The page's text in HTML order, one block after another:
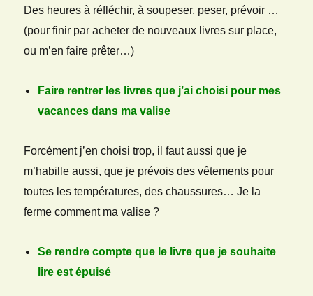
Des heures à réfléchir, à soupeser, peser, prévoir …
(pour finir par acheter de nouveaux livres sur place,
ou m’en faire prêter…)
Faire rentrer les livres que j’ai choisi pour mes
vacances dans ma valise
Forcément j’en choisi trop, il faut aussi que je
m’habille aussi, que je prévois des vêtements pour
toutes les températures, des chaussures… Je la
ferme comment ma valise ?
Se rendre compte que le livre que je souhaite
lire est épuisé